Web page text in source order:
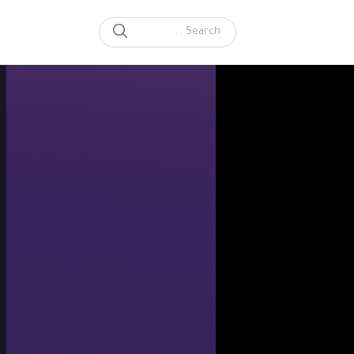
Search for:
SEARCH